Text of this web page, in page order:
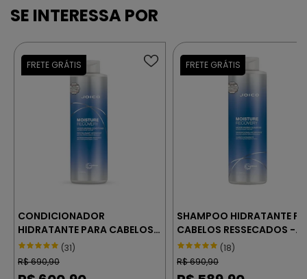
CONDICIONADOR
HIDRATANTE PARA CABELOS
RESSECADOS - JOICO
MOISTURE RECOVERY 1000 ml
(31)
R$690,90
SHAMPOO HIDRATANTE
CABELOS RESSECADOS -
JOICO MOISTURE
1000 ml
(18)
R$690,90